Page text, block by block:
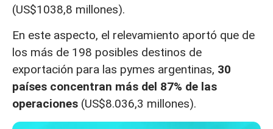
(US$1038,8 millones).
En este aspecto, el relevamiento aportó que de
los más de 198 posibles destinos de
exportación para las pymes argentinas, 30
países concentran más del 87% de las
operaciones (US$8.036,3 millones).